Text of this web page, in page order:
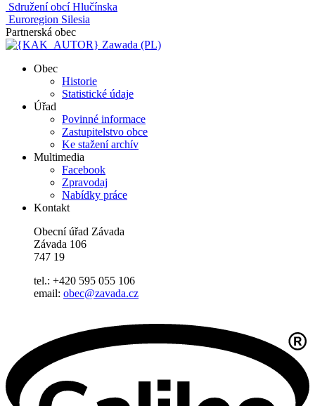
Sdružení obcí Hlučínska
Euroregion Silesia
Partnerská obec
Zawada (PL)
Obec
Historie
Statistické údaje
Úřad
Povinné informace
Zastupitelstvo obce
Ke stažení archív
Multimedia
Facebook
Zpravodaj
Nabídky práce
Kontakt
Obecní úřad Závada
Závada 106
747 19
tel.: +420 595 055 106
email: obec@zavada.cz